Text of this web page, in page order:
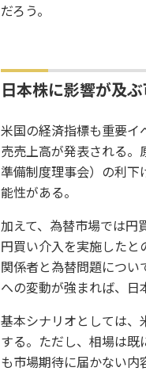
だろう。
日本株に影響が及
米国の経済指標も重要イ
売売上高が発表される。
準備制度理事会）の利下
能性がある。
加えて、為替市場では円
円買い介入を実施した
関係者と為替問題につい
への変動が強まれば、日
基本シナリオとしては、
する。ただし、相場は
も市場期待に届かない内